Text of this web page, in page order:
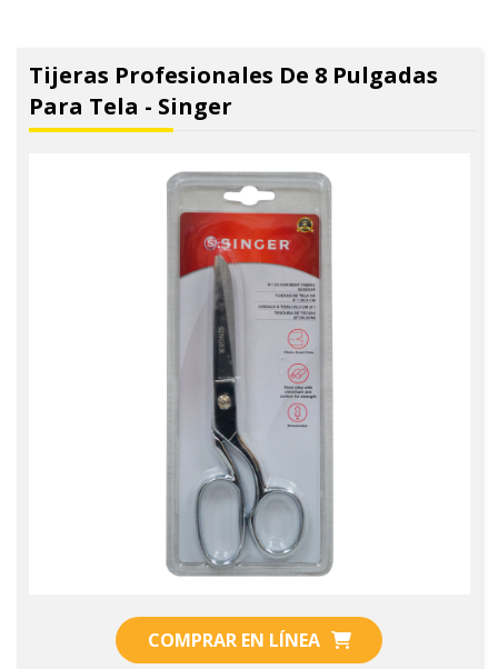
Tijeras Profesionales De 8 Pulgadas
Para Tela - Singer
COMPRAR EN LÍNEA